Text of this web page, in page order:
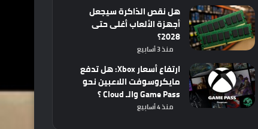
هل نقص الذاكرة سيجعل
أجهزة الألعاب أغلى حتى
2028؟
منذ 3 أسابيع
ارتفاع أسعار Xbox: هل تدفع
مايكروسوفت اللاعبين نحو
Game Pass والـ Cloud ؟
منذ 4 أسابيع